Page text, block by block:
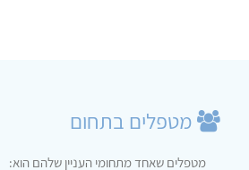
מטפלים בתחום
מטפלים שאחד מתחומי העניין שלהם הוא: